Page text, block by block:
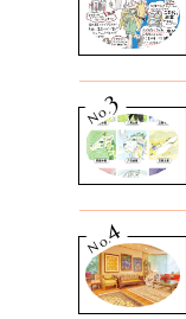
No.
3
No.
4